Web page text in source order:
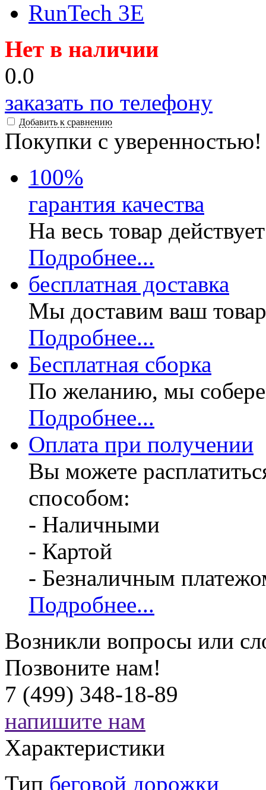
Нет в наличии
0.0
заказать по телефону
Добавить к сравнению
Покупки с уверенностью!
100%
гарантия качества
На весь товар
Подробнее...
бесплатная доставка
Мы доставим ваш
Подробнее...
Бесплатная сборка
По желанию, мы
Подробнее...
Оплата при получении
Вы можете
способом:
- Наличными
- Картой
- Безналичным
Подробнее...
Возникли вопросы или
Позвоните нам!
7 (499) 348-18-89
напишите нам
Характеристики
Тип беговой дорожки